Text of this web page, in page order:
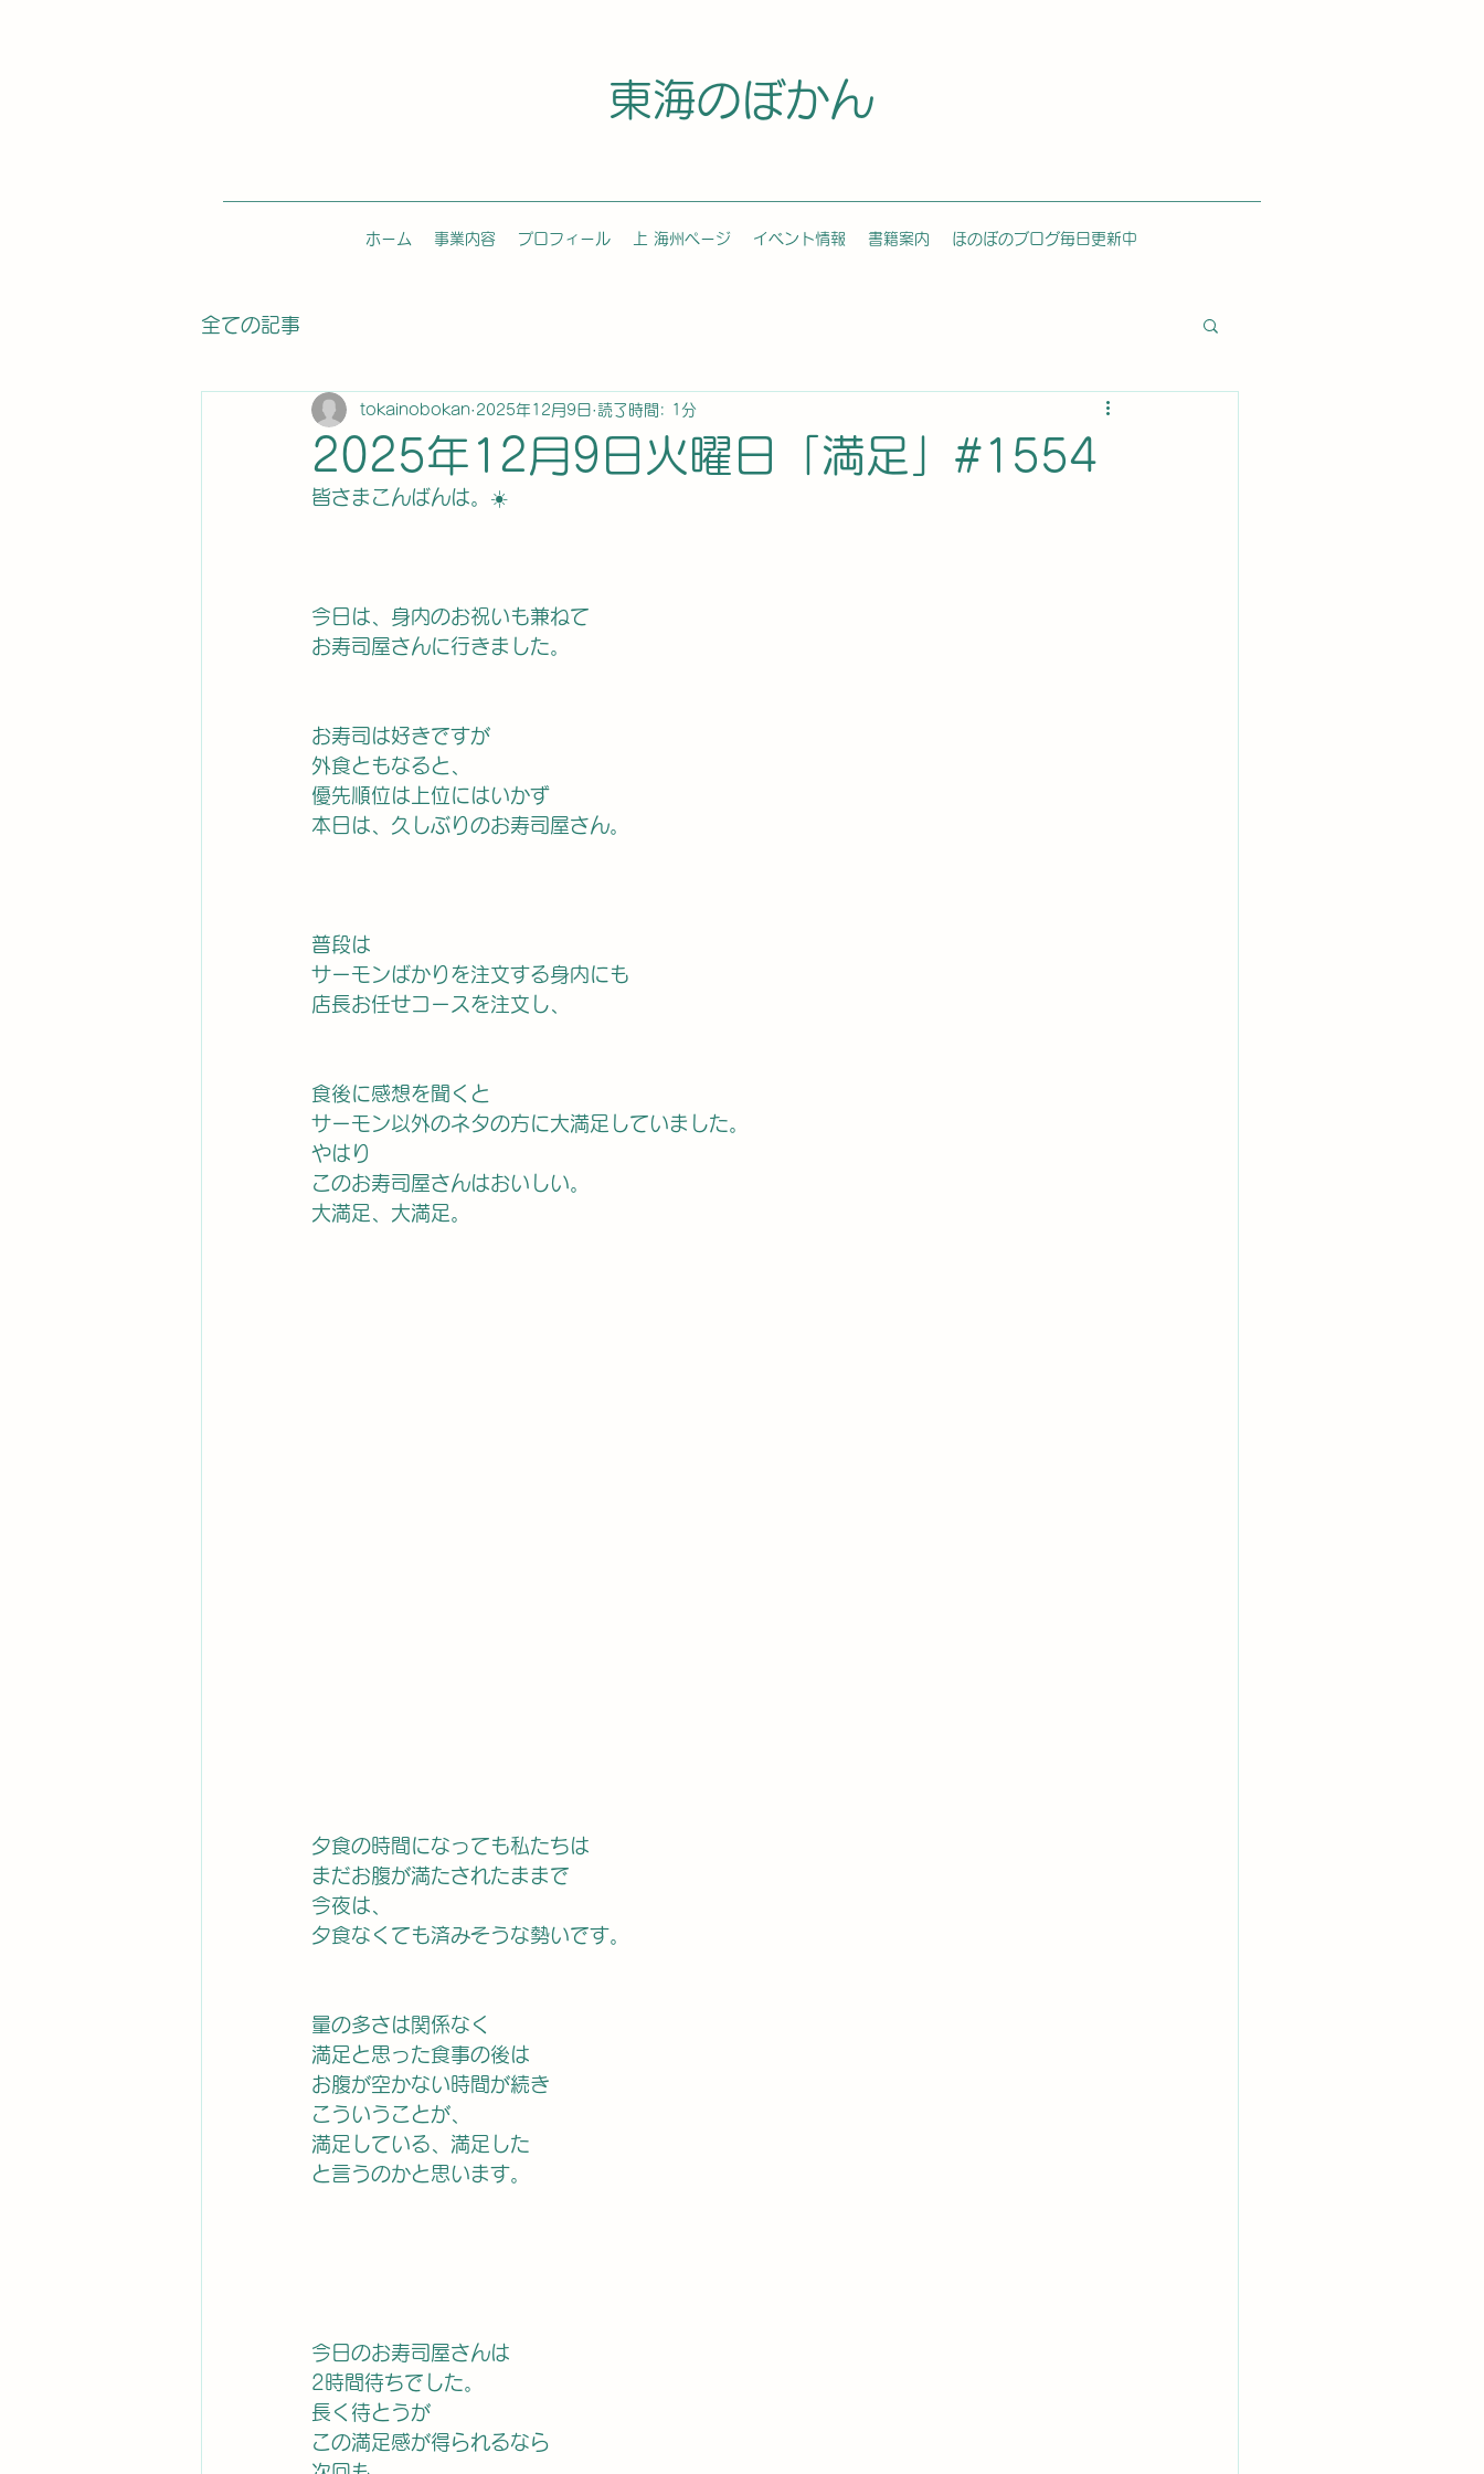
東海のぼかん
ホーム 事業内容 プロフィール 上 海州ページ イベント情報 書籍案内 ほのぼのブログ毎日更新中
全ての記事
2025年12月9日火曜日「満足」#1554
tokainobokan 2025年12月9日 読了時間: 1分
皆さまこんばんは。☀️
今日は、身内のお祝いも兼ねて
お寿司屋さんに行きました。
お寿司は好きですが
外食ともなると、
優先順位は上位にはいかず
本日は、久しぶりのお寿司屋さん。
普段は
サーモンばかりを注文する身内にも
店長お任せコースを注文し、
食後に感想を聞くと
サーモン以外のネタの方に大満足していました。
やはり
このお寿司屋さんはおいしい。
大満足、大満足。
夕食の時間になっても私たちは
まだお腹が満たされたままで
今夜は、
夕食なくても済みそうな勢いです。
量の多さは関係なく
満足と思った食事の後は
お腹が空かない時間が続き
こういうことが、
満足している、満足した
と言うのかと思います。
今日のお寿司屋さんは
2時間待ちでした。
長く待とうが
この満足感が得られるなら